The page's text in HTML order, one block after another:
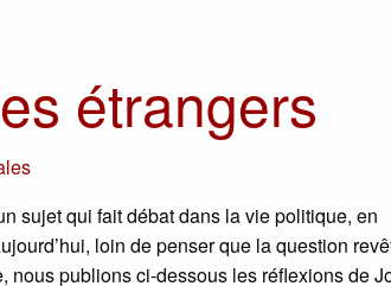
étrangers
sujet qui fait débat dans la vie politique, en
loin de penser que la question
nous publions ci-dessous les réflexions de